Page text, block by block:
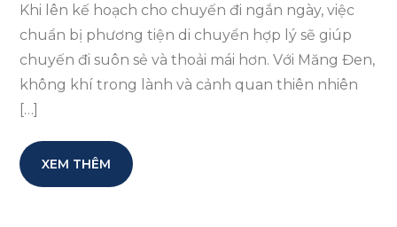
Khi lên kế hoạch cho chuyến đi ngắn ngày, việc
chuẩn bị phương tiện di chuyển hợp lý sẽ giúp
chuyến đi suôn sẻ và thoải mái hơn. Với Măng Đen,
không khí trong lành và cảnh quan thiên nhiên
[…]
XEM THÊM